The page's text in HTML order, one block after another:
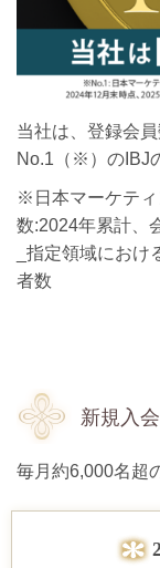
当社は、登録会
No.1（※）のIBJ
※日本マーケティ
数:2024年累計、
_指定領域にお
者数
新規入
毎月約6,000名超